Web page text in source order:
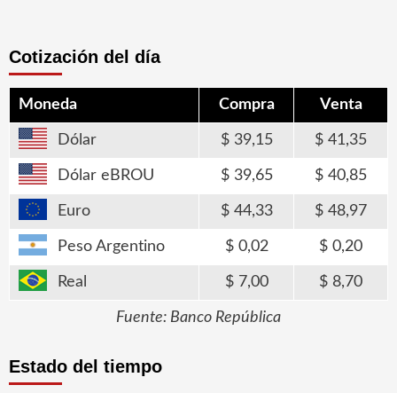
Cotización del día
Moneda Compra Venta
Dólar 39,15 41,35
Dólar eBROU 39,65 40,85
Euro 44,33 48,97
Peso Argentino 0,02 0,20
Real 7,00 8,70
Fuente: Banco República
Estado del tiempo